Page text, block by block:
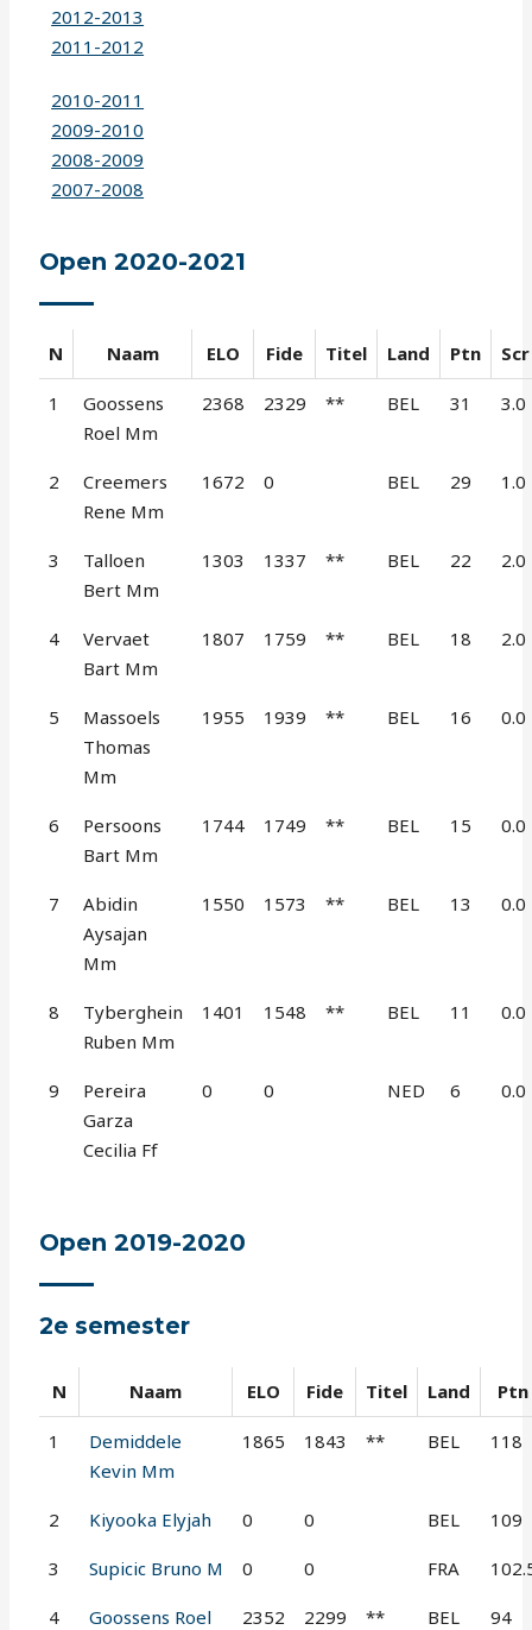
2012-2013
2011-2012
2010-2011
2009-2010
2008-2009
2007-2008
Open 2020-2021
N Naam ELO Fide Titel Land Ptn Scr
1
Goossens
Roel Mm
2368 2329 ** BEL 31 3.0
2
Creemers
Rene Mm
1672 0 BEL 29 1.0
3
Talloen
Bert Mm
1303 1337 ** BEL 22 2.0
4
Vervaet
Bart Mm
1807 1759 ** BEL 18 2.0
5
Massoels
Thomas
Mm
1955 1939 ** BEL 16 0.0
6
Persoons
Bart Mm
1744 1749 ** BEL 15 0.0
7
Abidin
Aysajan
Mm
1550 1573 ** BEL 13 0.0
8
Tyberghein
Ruben Mm
1401 1548 ** BEL 11 0.0
9
Pereira
Garza
Cecilia Ff
0 0 NED 6 0.0
Open 2019-2020
2e semester
N Naam ELO Fide Titel Land Ptn
1
Demiddele
Kevin Mm
1865 1843 ** BEL 118
2 Kiyooka Elyjah 0 0 BEL 109
3 Supicic Bruno M 0 0 FRA
4
Goossens Roel
2352 2299 ** BEL 94